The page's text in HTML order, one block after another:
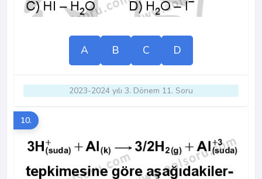
A B C D
2023-2024 yılı 3. Dönem 11. Soru
10.